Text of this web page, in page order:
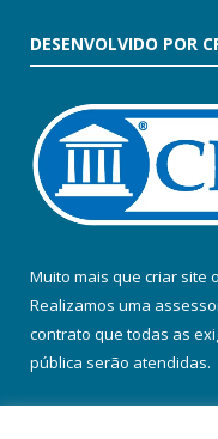
DESENVOLVIDO POR
Muito mais que criar site
Realizamos uma
contrato que todas as
pública serão atendidas.